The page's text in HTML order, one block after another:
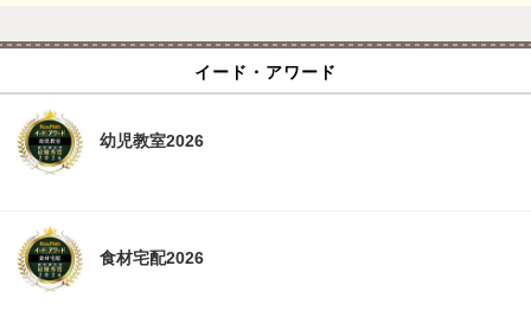
イード・アワード
幼児教室2026
食材宅配2026